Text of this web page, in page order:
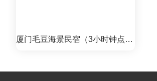
厦门毛豆海景民宿（3小时钟点